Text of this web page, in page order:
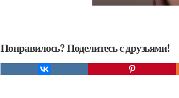
Понравилось? Поделитесь с друзьями!